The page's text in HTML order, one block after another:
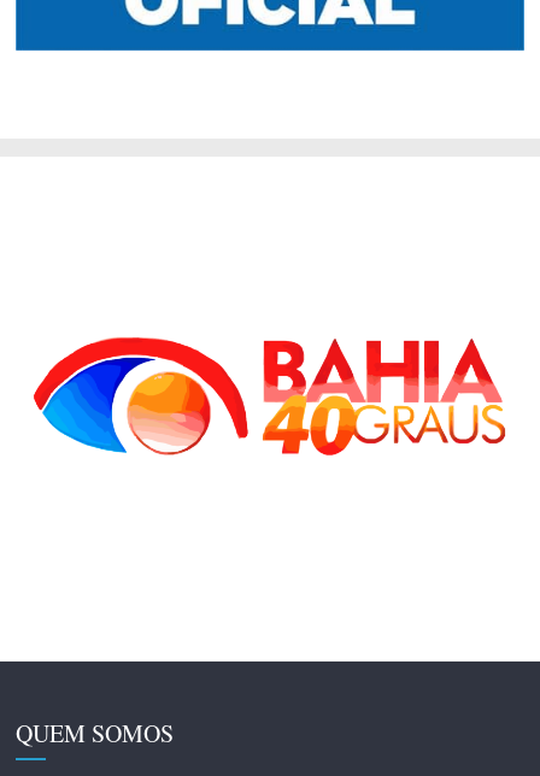
QUEM SOMOS